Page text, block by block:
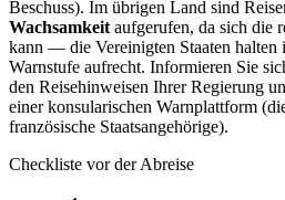
Beschuss). Im übrigen Land sind
Wachsamkeit aufgerufen, da sich die
kann — die Vereinigten Staaten halten
Warnstufe aufrecht. Informieren Sie
den Reisehinweisen Ihrer Regierung
einer konsularischen Warnplattform
französische Staatsangehörige).
Checkliste vor der Abreise